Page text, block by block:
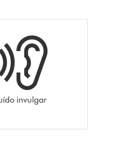
invulgar